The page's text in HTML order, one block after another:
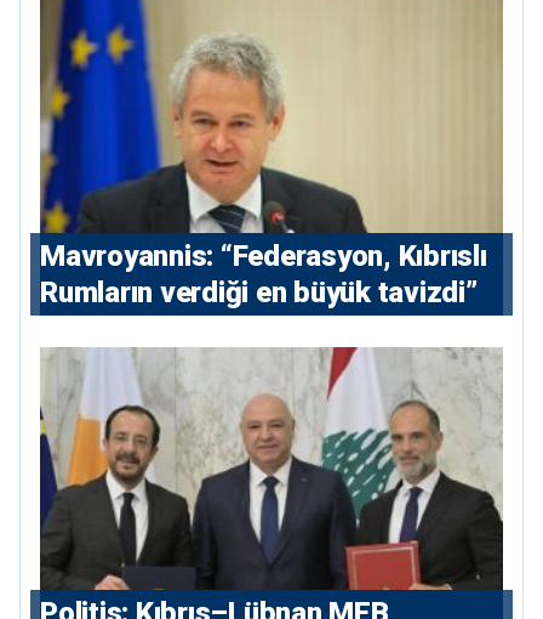
Mavroyannis: “Federasyon, Kıbrıslı
Rumların verdiği en büyük tavizdi”